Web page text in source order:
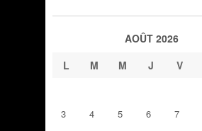
AOÛT 2026
L
M M J V
3
4 5 6 7